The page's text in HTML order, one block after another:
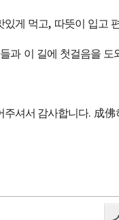
있게 먹고, 따뜻이 입고
과 이 길에 첫걸음을
주셔서 감사합니다. 成佛